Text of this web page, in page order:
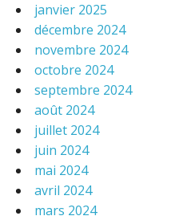
janvier 2025
décembre 2024
novembre 2024
octobre 2024
septembre 2024
août 2024
juillet 2024
juin 2024
mai 2024
avril 2024
mars 2024